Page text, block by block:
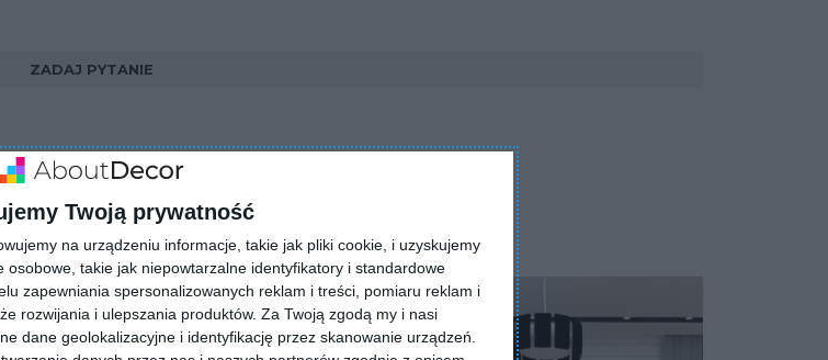
Twoją prywatność
na urządzeniu informacje, takie jak pliki cookie, i uzyskujemy
takie jak niepowtarzalne identyfikatory i standardowe
zapewniania spersonalizowanych reklam i treści, pomiaru reklam i
rozwijania i ulepszania produktów. Za Twoją zgodą my i nasi
dane geolokalizacyjne i identyfikację przez skanowanie urządzeń.
ZADAJ PYTANIE